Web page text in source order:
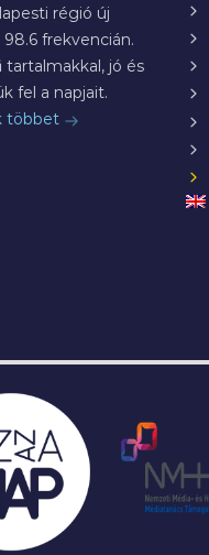
régió új
98.6 frekvencián.
jó és
fel a napjait.
többet